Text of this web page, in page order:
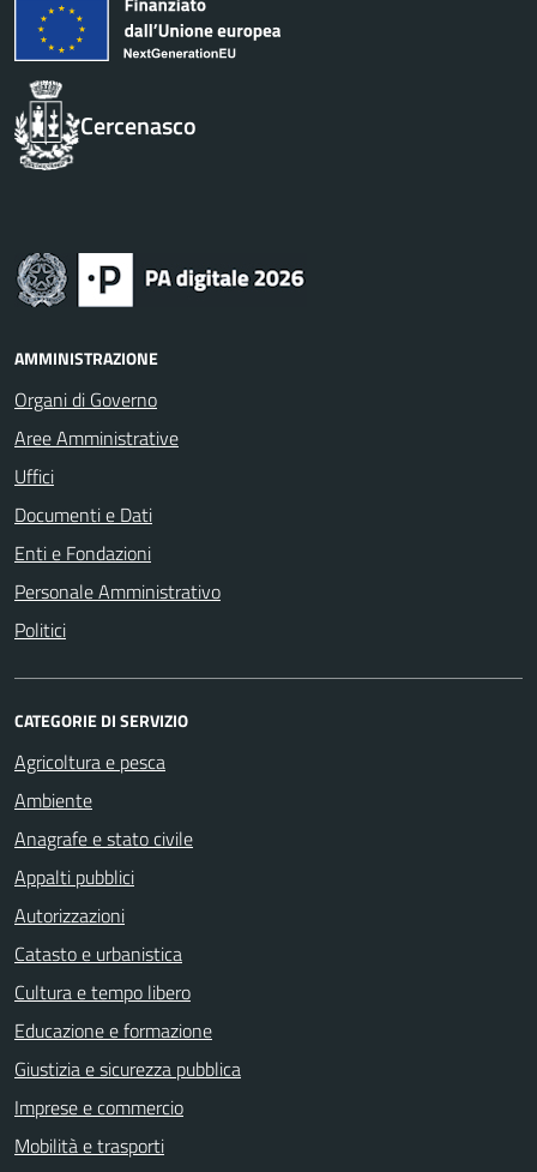
Cercenasco
AMMINISTRAZIONE
Organi di Governo
Aree Amministrative
Uffici
Documenti e Dati
Enti e Fondazioni
Personale Amministrativo
Politici
CATEGORIE DI SERVIZIO
Agricoltura e pesca
Ambiente
Anagrafe e stato civile
Appalti pubblici
Autorizzazioni
Catasto e urbanistica
Cultura e tempo libero
Educazione e formazione
Giustizia e sicurezza pubblica
Imprese e commercio
Mobilità e trasporti